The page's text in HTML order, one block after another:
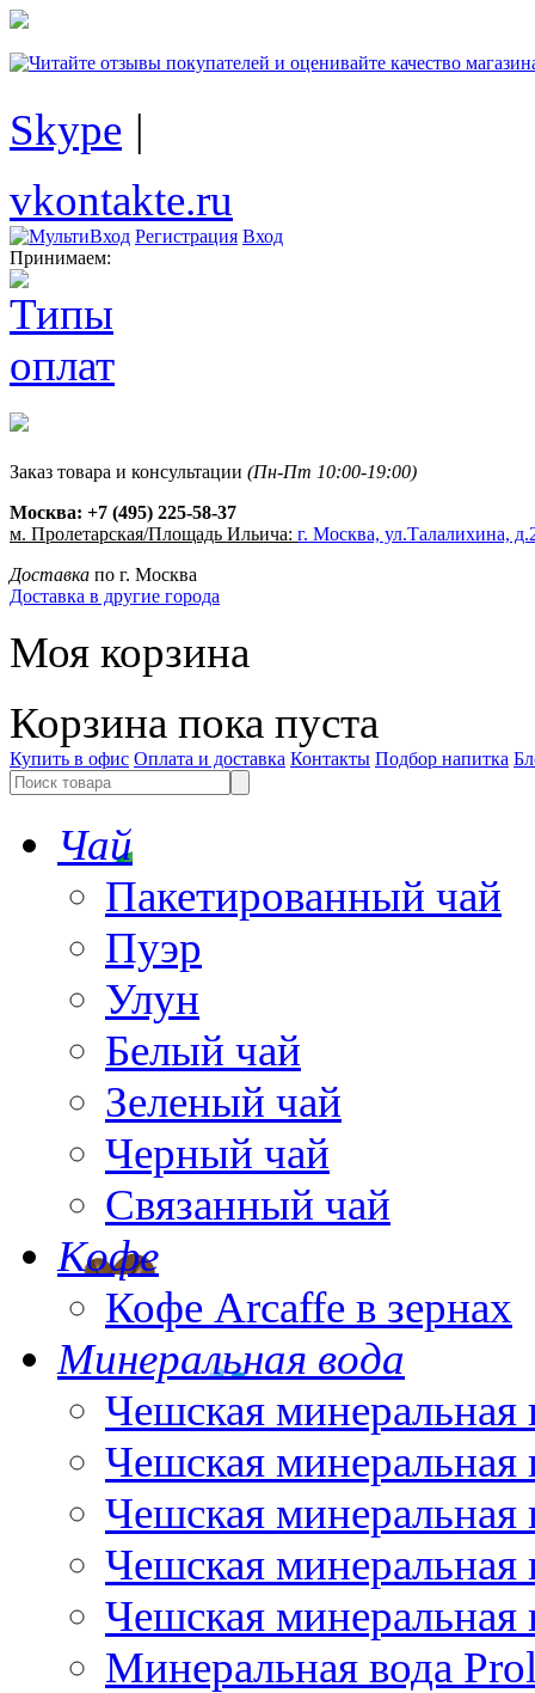
Skype |
vkontakte.ru
Регистрация Вход
Принимаем:
Заказ товара и консультации (Пн-Пт 10:00-19:00)
Москва: +7 (495) 225-58-37
м. Пролетарская/Площадь Ильича: г. Москва, ул.Талалихина,
Доставка по г. Москва
Доставка в другие города
Моя корзина
Корзина пока пуста
Купить в офис Оплата и доставка Контакты Подбор напитка
Чай
Пакетированный чай
Пуэр
Улун
Белый чай
Зеленый чай
Черный чай
Связанный чай
Кофе
Кофе Arcaffe в зернах
Минеральная вода
Чешская минеральная
Чешская минеральная
Чешская минеральная
Чешская минеральная
Чешская минеральная
Минеральная вода